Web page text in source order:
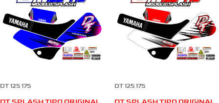
DT 125 175 DT 125 175